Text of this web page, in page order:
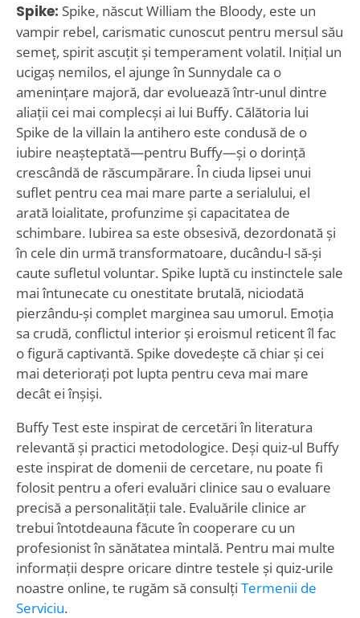
Spike: Spike, născut William the Bloody, este un
vampir rebel, carismatic cunoscut pentru mersul său
semeț, spirit ascuțit și temperament volatil. Inițial un
ucigaș nemilos, el ajunge în Sunnydale ca o
amenințare majoră, dar evoluează într-unul dintre
aliații cei mai complecși ai lui Buffy. Călătoria lui
Spike de la villain la antihero este condusă de o
iubire neașteptată—pentru Buffy—și o dorință
crescândă de răscumpărare. În ciuda lipsei unui
suflet pentru cea mai mare parte a serialului, el
arată loialitate, profunzime și capacitatea de
schimbare. Iubirea sa este obsesivă, dezordonată și
în cele din urmă transformatoare, ducându-l să-și
caute sufletul voluntar. Spike luptă cu instinctele sale
mai întunecate cu onestitate brutală, niciodată
pierzându-și complet marginea sau umorul. Emoția
sa crudă, conflictul interior și eroismul reticent îl fac
o figură captivantă. Spike dovedește că chiar și cei
mai deteriorați pot lupta pentru ceva mai mare
decât ei înșiși.
Buffy Test este inspirat de cercetări în literatura
relevantă și practici metodologice. Deși quiz-ul Buffy
este inspirat de domenii de cercetare, nu poate fi
folosit pentru a oferi evaluări clinice sau o evaluare
precisă a personalității tale. Evaluările clinice ar
trebui întotdeauna făcute în cooperare cu un
profesionist în sănătatea mintală. Pentru mai multe
informații despre oricare dintre testele și quiz-urile
noastre online, te rugăm să consulți Termenii de
Serviciu.